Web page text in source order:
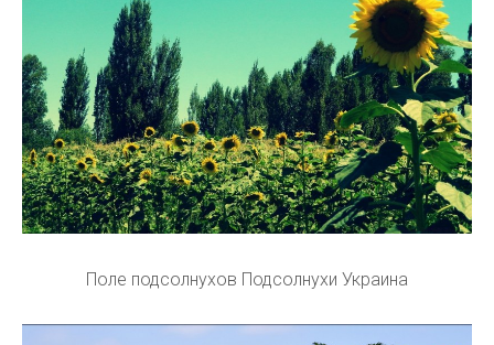
Поле подсолнухов Подсолнухи Украина